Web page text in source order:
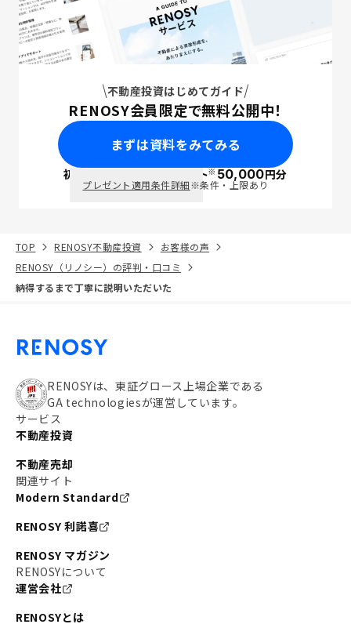
不動産投資はじめてガイド
RENOSY会員限定で無料公開中！
まずは資料をみてみる
初回面談で ポイント※50,000円分
プレゼント適用条件詳細※条件・上限あり
TOP RENOSY不動産投資
お客様の声
RENOSY（リノシー）の評判・口コミ
納得するまで丁寧に説明いただいた
RENOSYは、東証グロース上場企業である
GA technologiesが運営しています。
サービス
不動産投資
不動産売却
関連サイト
Modern Standard
RENOSY 利諾喜
RENOSY マガジン
RENOSYについて
運営会社
RENOSYとは